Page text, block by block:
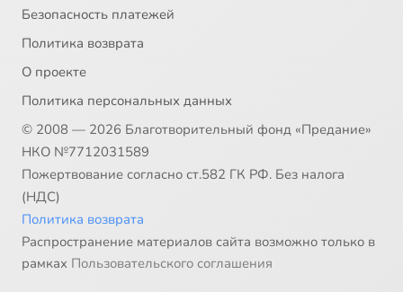
Безопасность платежей
Политика возврата
О проекте
Политика персональных данных
© 2008 — 2026 Благотворительный фонд «Предание»
НКО №7712031589
Пожертвование согласно ст.582 ГК РФ. Без налога
(НДС)
Политика возврата
Распространение материалов сайта возможно только в
рамках Пользовательского соглашения